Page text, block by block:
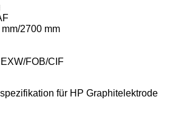
2700 mm
FOB/CIF
für HP Graphitelektrode